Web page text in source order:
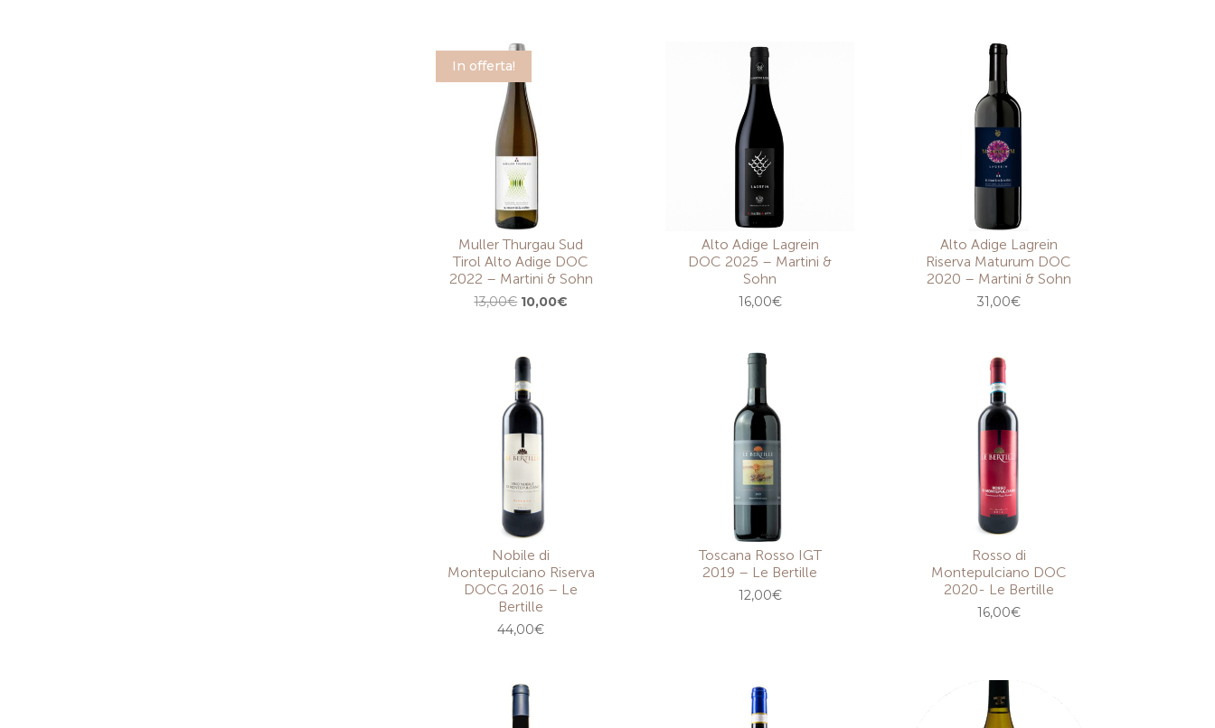
In offerta!
Muller Thurgau Sud
Tirol Alto Adige DOC
2022 – Martini & Sohn
13,00€ Il
era:
13,00€.
10,00€
Alto Adige Lagrein
DOC 2025 – Martini &
Sohn
16,00€
Alto Adige Lagrein
Riserva Maturum DOC
2020 – Martini & Sohn
31,00€
Nobile di
Montepulciano Riserva
DOCG 2016 – Le
Bertille
44,00€
Toscana Rosso IGT
2019 – Le Bertille
12,00€
Rosso di
Montepulciano DOC
2020- Le Bertille
16,00€